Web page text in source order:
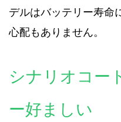
デルはバッテリー寿命
心配もありません。
シナリオ コー
ー好ましい